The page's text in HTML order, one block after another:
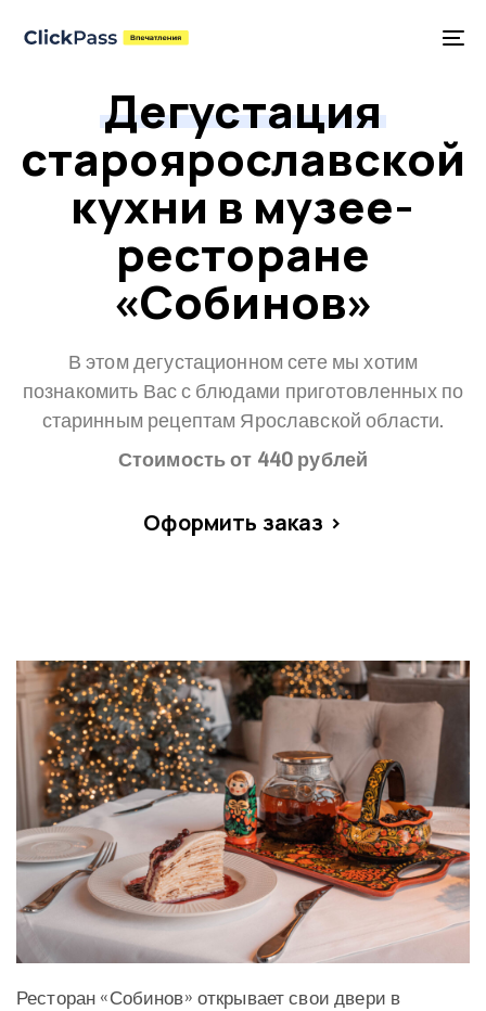
links
content
Дегустация
староярославской
кухни в музее-
ресторане
«Собинов»
В этом дегустационном сете мы хотим
познакомить Вас с блюдами приготовленных по
старинным рецептам Ярославской области.
Стоимость от 440 рублей
Оформить заказ >
Ресторан «Собинов» открывает свои двери в